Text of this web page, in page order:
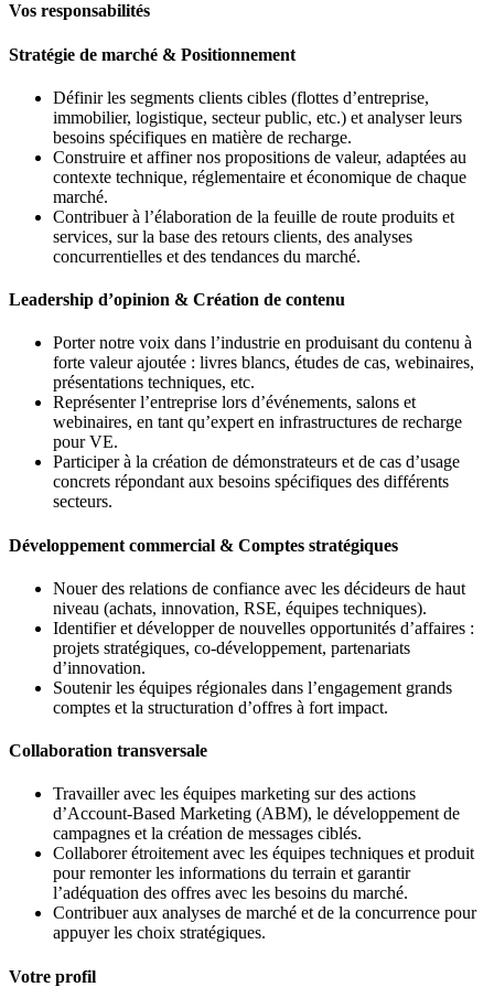
Vos responsabilités
Stratégie de marché & Positionnement
Définir les segments clients cibles (flottes d’entreprise,
immobilier, logistique, secteur public, etc.) et analyser leurs
besoins spécifiques en matière de recharge.
Construire et affiner nos propositions de valeur, adaptées au
contexte technique, réglementaire et économique de chaque
marché.
Contribuer à l’élaboration de la feuille de route produits et
services, sur la base des retours clients, des analyses
concurrentielles et des tendances du marché.
Leadership d’opinion & Création de contenu
Porter notre voix dans l’industrie en produisant du contenu à
forte valeur ajoutée : livres blancs, études de cas, webinaires,
présentations techniques, etc.
Représenter l’entreprise lors d’événements, salons et
webinaires, en tant qu’expert en infrastructures de recharge
pour VE.
Participer à la création de démonstrateurs et de cas d’usage
concrets répondant aux besoins spécifiques des différents
secteurs.
Développement commercial & Comptes stratégiques
Nouer des relations de confiance avec les décideurs de haut
niveau (achats, innovation, RSE, équipes techniques).
Identifier et développer de nouvelles opportunités d’affaires :
projets stratégiques, co-développement, partenariats
d’innovation.
Soutenir les équipes régionales dans l’engagement grands
comptes et la structuration d’offres à fort impact.
Collaboration transversale
Travailler avec les équipes marketing sur des actions
d’Account-Based Marketing (ABM), le développement de
campagnes et la création de messages ciblés.
Collaborer étroitement avec les équipes techniques et produit
pour remonter les informations du terrain et garantir
l’adéquation des offres avec les besoins du marché.
Contribuer aux analyses de marché et de la concurrence pour
appuyer les choix stratégiques.
Votre profil